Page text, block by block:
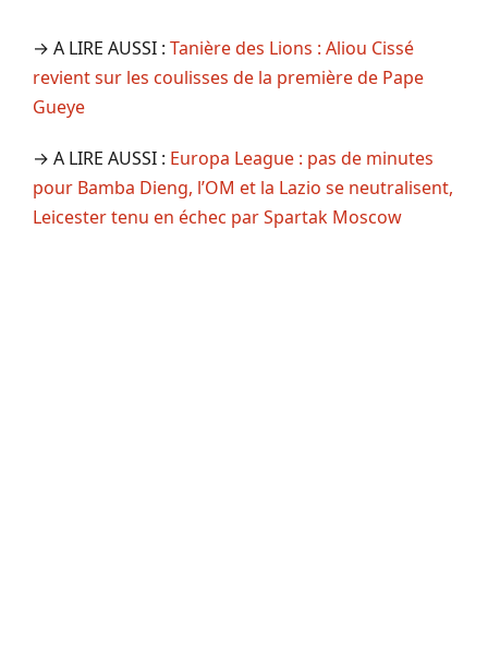
→ A LIRE AUSSI : Tanière des Lions : Aliou Cissé
revient sur les coulisses de la première de Pape
Gueye
→ A LIRE AUSSI : Europa League : pas de minutes
pour Bamba Dieng, l’OM et la Lazio se neutralisent,
Leicester tenu en échec par Spartak Moscow